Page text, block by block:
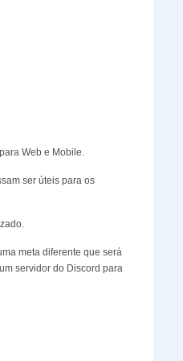
Web e Mobile.
ser úteis para os
meta diferente que será
servidor do Discord para